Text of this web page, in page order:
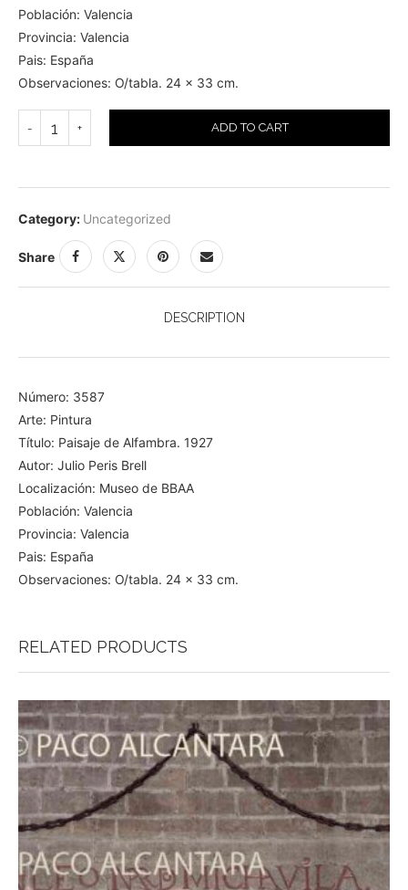
Población: Valencia
Provincia: Valencia
Pais: España
Observaciones: O/tabla. 24 x 33 cm.
ADD TO CART
Category: Uncategorized
Share
DESCRIPTION
Número: 3587
Arte: Pintura
Título: Paisaje de Alfambra. 1927
Autor: Julio Peris Brell
Localización: Museo de BBAA
Población: Valencia
Provincia: Valencia
Pais: España
Observaciones: O/tabla. 24 x 33 cm.
RELATED PRODUCTS